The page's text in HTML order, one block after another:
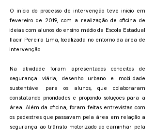
O início do processo de intervenção teve início em
fevereiro de 2019, com a realização de oficina de
ideias com alunos do ensino médio da Escola Estadual
Ilacir Pereira Lima, localizada no entorno da área de
intervenção.
Na atividade foram apresentados conceitos de
segurança viária, desenho urbano e mobilidade
sustentável para os alunos, que colaboraram
constatando prioridades e propondo soluções para a
área. Além da oficina, foram feitas entrevistas com
os pedestres que passavam pela área em relação a
segurança ao trânsito motorizado ao caminhar pela